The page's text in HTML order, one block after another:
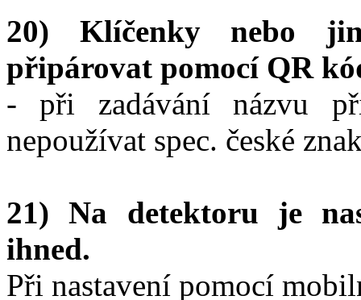
20) Klíčenky nebo
připárovat pomocí QR
- při zadávání názvu
nepoužívat spec. české
21) Na detektoru je
ihned.
Při nastavení pomocí